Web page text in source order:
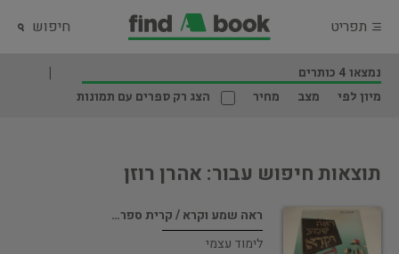
תפריט חיפוש
נמצאו 4 כותרים
מיון לפי
מצב מחיר הצג רק ספרים עם תמונות
תוצאות חיפוש עבור: אהרן רוזן
ראה שמע וקרא / קרית ספר…
לימוד עצמי